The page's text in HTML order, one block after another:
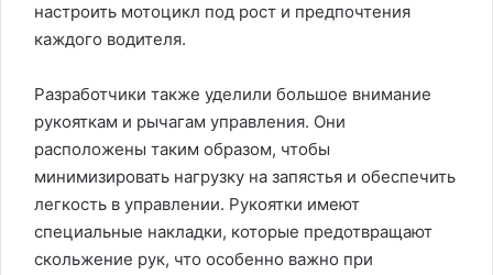
настроить мотоцикл под рост и предпочтения
каждого водителя.
Разработчики также уделили большое внимание
рукояткам и рычагам управления. Они
расположены таким образом, чтобы
минимизировать нагрузку на запястья и обеспечить
легкость в управлении. Рукоятки имеют
специальные накладки, которые предотвращают
скольжение рук, что особенно важно при